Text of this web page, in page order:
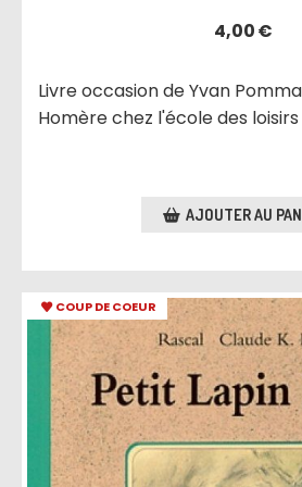
4,00€
Livre occasion de Yvan
Homère chez l'école des
AJOUTER AU
COUP DE COEUR